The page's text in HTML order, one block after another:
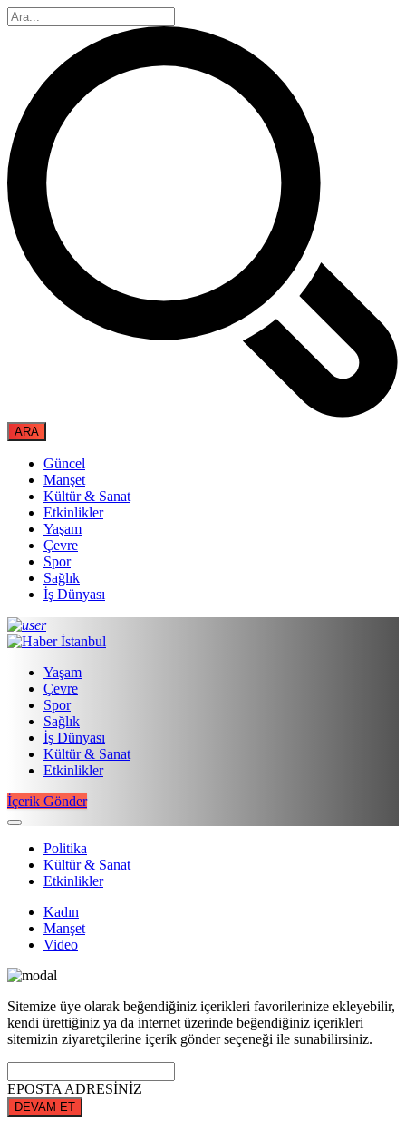
Güncel
Manşet
Kültür & Sanat
Etkinlikler
Yaşam
Çevre
Spor
Sağlık
İş Dünyası
Yaşam
Çevre
Spor
Sağlık
İş Dünyası
Kültür & Sanat
Etkinlikler
İçerik Gönder
Politika
Kültür & Sanat
Etkinlikler
Kadın
Manşet
Video
Sitemize üye olarak beğendiğiniz içerikleri favorilerinize ekleyebilir,
kendi ürettiğiniz ya da internet üzerinde beğendiğiniz içerikleri
sitemizin ziyaretçilerine içerik gönder seçeneği ile sunabilirsiniz.
EPOSTA ADRESİNİZ
DEVAM ET